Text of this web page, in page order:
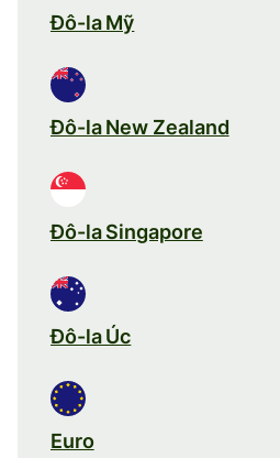
Đô-la Mỹ
Đô-la New Zealand
Đô-la Singapore
Đô-la Úc
Euro